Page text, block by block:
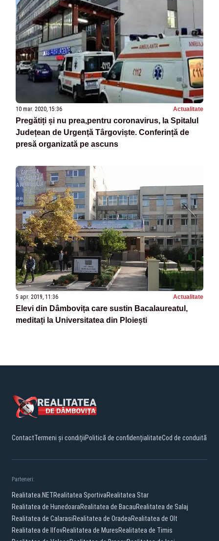
10 mar. 2020, 15:36 Actualitate
Pregătiți și nu prea,pentru coronavirus, la Spitalul
Județean de Urgență Târgoviște. Conferință de
presă organizată pe ascuns
5 apr. 2019, 11:36 Actualitate
Elevi din Dâmbovița care sustin Bacalaureatul,
meditați la Universitatea din Ploiești
ContactTermeni și condițiiPolitică de confidențialitateCod de conduită
Parteneri:
Realitatea.NETRealitatea SportivaRealitatea Star
Realitatea de HunedoaraRealitatea de BacauRealitatea de Salaj
Realitatea de CalarasiRealitatea de OradeaRealitatea de Olt
Realitatea de IlfovRealitatea de MuresRealitatea de Timis